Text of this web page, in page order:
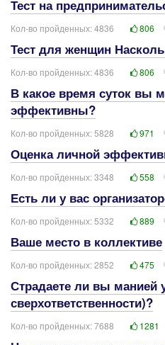
Тест на
Кол-во пройденных: 4836 806
Тест для женщин
Кол-во пройденных: 4836 806
В какое время суток вы
эффективны?
Кол-во пройденных: 5828 971
Оценка личной
Кол-во пройденных: 3348 558
Есть ли у вас
Кол-во пройденных: 5332 889
Ваше место в коллективе
Кол-во пройденных: 2852 475
Страдаете ли вы манией
сверхответственности)?
Кол-во пройденных: 7688 1281